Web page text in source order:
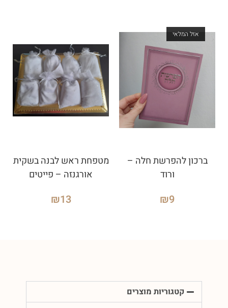
אזל המלאי
ברכון להפרשת חלה –
ורוד
₪9
מטפחת ראש לבנה בשקית
אורגנזה – פייטים
₪13
קטגוריות מוצרים